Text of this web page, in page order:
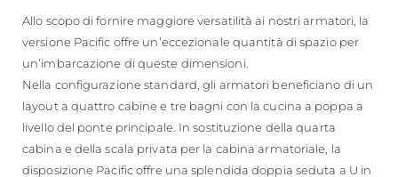
Allo scopo di fornire maggiore versatilità ai nostri armatori, la
versione Pacific offre un’eccezionale quantità di spazio per
un’imbarcazione di queste dimensioni.
Nella configurazione standard, gli armatori beneficiano di un
layout a quattro cabine e tre bagni con la cucina a poppa a
livello del ponte principale. In sostituzione della quarta
cabina e della scala privata per la cabina armatoriale, la
disposizione Pacific offre una splendida doppia seduta a U in